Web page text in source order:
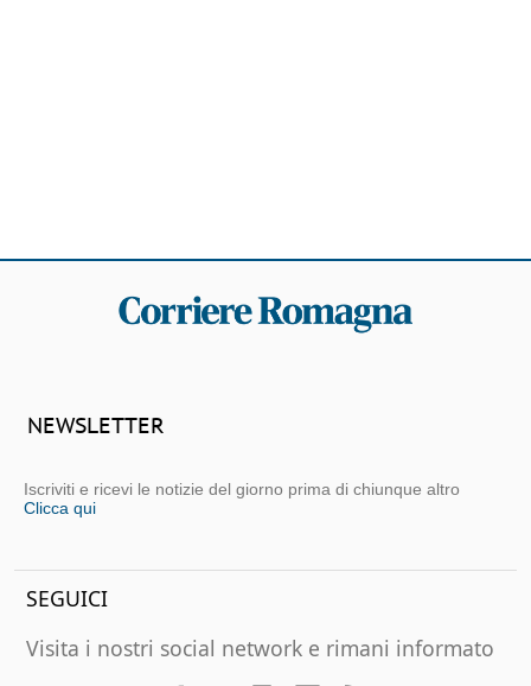
NEWSLETTER
Iscriviti e ricevi le notizie del giorno prima di chiunque altro
Clicca qui
SEGUICI
Visita i nostri social network e rimani informato